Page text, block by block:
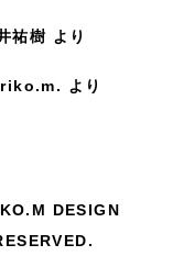
祐樹 より
より
DESIGN